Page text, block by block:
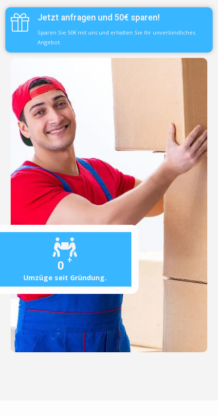
0 +
Umzüge seit Gründung.
Jetzt anfragen und 50€ sparen!
Sparen Sie 50€ mit uns und erhalten Sie Ihr unverbindliches
Angebot.